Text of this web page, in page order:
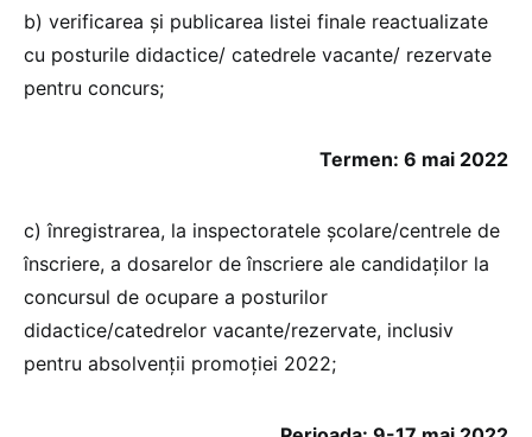
b) verificarea și publicarea listei finale reactualizate
cu posturile didactice/ catedrele vacante/ rezervate
pentru concurs;
Termen: 6 mai 2022
c) înregistrarea, la inspectoratele şcolare/centrele de
înscriere, a dosarelor de înscriere ale candidaților la
concursul de ocupare a posturilor
didactice/catedrelor vacante/rezervate, inclusiv
pentru absolvenții promoției 2022;